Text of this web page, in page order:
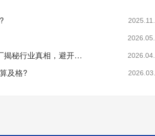
羽绒是不是越白越好?羽绒服工厂揭秘行业真相，避开漂白绒陷阱
及格?